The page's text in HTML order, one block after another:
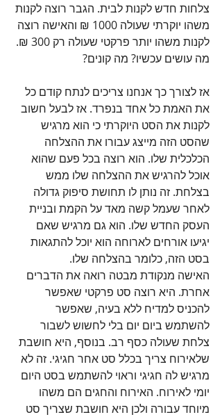
צלחות חדש לקנות לבית. הגבר רוצה לקנות
משהו יוקרתי שעולה 1000 ₪ והאישה רוצה
לקנות משהו יותר פרקטי שעולה רק 300 ₪.
מה עושים עכשיו? מה קונים?
אז לצורך כך אנחנו צריכים לנתח קודם כל
את האמת כל אחד בנפרד. אז לבעל חשוב
לקנות את הסט היוקרתי כי הוא מרגיש
שהסט הזה מייצג עבורו את ההצלחה
הכלכלית שלו. הוא רוצה בכל פעם שהוא
אוכל להרגיש את ההצלחה שלו ממש
בצלחת. זה נותן לו תחושת סיפוק גדולה
לאחר שעמל קשה מאד על הקמת ובניית
העסק החדש שלו. הוא גם מרגיש שאם
יגיעו אורחים לארוחה הוא יוכל להתגאות
בסט הזה, כלומר בהצלחה שלו.
האישה מנקודת מבטה רואה את הדברים
אחרת. היא רוצה סט פרקטי שאפשר
להכניס למדיח ללא בעיה, שאפשר
להשתמש ביום יום בלי לחשוש לשבור
צלחת שעולה כסף רב. בנוסף, היא חושבת
שלאירוח צריך בכלל סט אחר חגיגי. זה לא
מרגיש לה חגיגי וראוי להשתמש בסט היום
יומי לאירוח. האירוח והחגים הם משהו
מיוחד עבורה ולכן היא חושבת שצריך סט